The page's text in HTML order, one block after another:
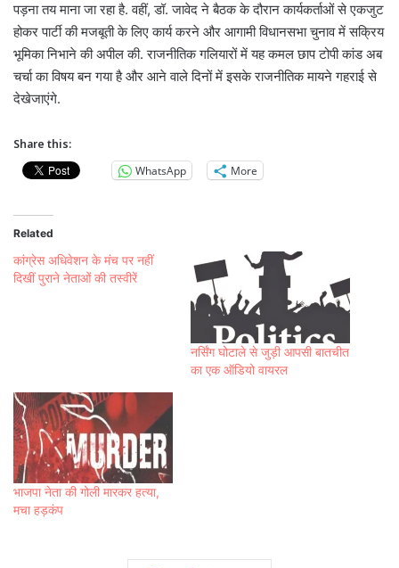
पड़ना तय माना जा रहा है. वहीं, डॉ. जावेद ने बैठक के दौरान कार्यकर्ताओं से एकजुट
होकर पार्टी की मजबूती के लिए कार्य करने और आगामी विधानसभा चुनाव में सक्रिय
भूमिका निभाने की अपील की. राजनीतिक गलियारों में यह कमल छाप टोपी कांड अब
चर्चा का विषय बन गया है और आने वाले दिनों में इसके राजनीतिक मायने गहराई से
देखेजाएंगे.
Share this:
WhatsApp
More
Related
कांग्रेस अधिवेशन के मंच पर नहीं
दिखीं पुराने नेताओं की तस्वीरें
नर्सिंग घोटाले से जुड़ी आपसी बातचीत
का एक ऑडियो वायरल
भाजपा नेता की गोली मारकर हत्या,
मचा हड़कंप